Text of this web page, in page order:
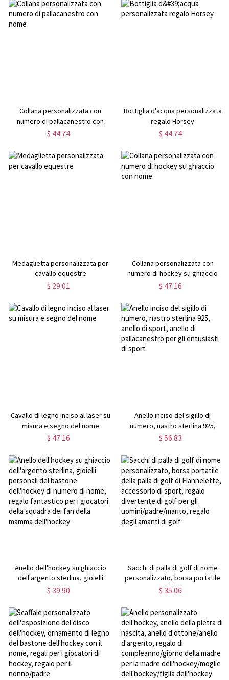
Collana personalizzata con
numero di pallacanestro con
nome
$ 44.74
Bottiglia d'acqua personalizzata
regalo Horsey
$ 44.74
Medaglietta personalizzata per
cavallo equestre
$ 29.01
Collana personalizzata con
numero di hockey su ghiaccio
con nome
$ 47.16
Cavallo di legno inciso al laser su
misura e segno del nome
$ 47.16
Anello inciso del sigillo di
numero, nastro sterlina 925,
anello di sport, anello di
sport
$ 56.83
Anello dell'hockey su ghiaccio
dell'argento sterlina, gioielli
personali del bastone
regalo fantastico per i giocatori
della squadra dei fan della
mamma dell'hockey
$ 39.90
Sacchi di palla di golf di nome
personalizzato, borsa portatile
della palla di golf di Flannelette,
divertente di golf per gli
uomini/padre/marito, regalo
degli amanti di golf
$ 35.06